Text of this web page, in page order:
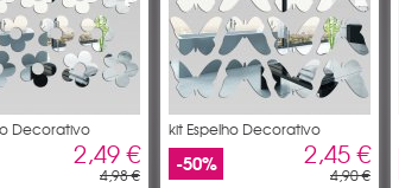
Decorativo
2,49 €
4,98 €
kit Espelho Decorativo
-50% 2,45 €
4,90 €